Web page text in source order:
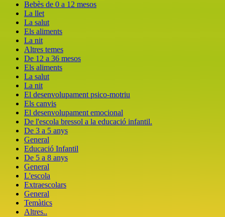
Bebès de 0 a 12 mesos
La llet
La salut
Els aliments
La nit
Altres temes
De 12 a 36 mesos
Els aliments
La salut
La nit
El desenvolupament psico-motriu
Els canvis
El desenvolupament emocional
De l'escola bressol a la educació infantil.
De 3 a 5 anys
General
Educació Infantil
De 5 a 8 anys
General
L'escola
Extraescolars
General
Temàtics
Altres..